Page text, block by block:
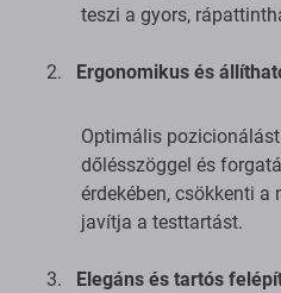
teszi a gyors,
Ergonomikus és
Optimális
dőlésszöggel és
érdekében, csökkenti a
javítja a testtartást.
Elegáns és tartós